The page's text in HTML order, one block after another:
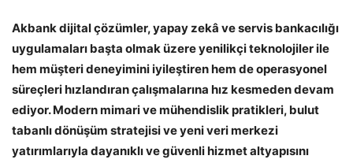
Akbank dijital çözümler, yapay zekâ ve servis bankacılığı
uygulamaları başta olmak üzere yenilikçi teknolojiler ile
hem müşteri deneyimini iyileştiren hem de operasyonel
süreçleri hızlandıran çalışmalarına hız kesmeden devam
ediyor. Modern mimari ve mühendislik pratikleri, bulut
tabanlı dönüşüm stratejisi ve yeni veri merkezi
yatırımlarıyla dayanıklı ve güvenli hizmet altyapısını